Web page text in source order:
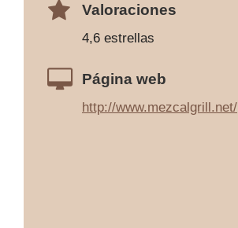
Valoraciones
4,6 estrellas
Página web
http://www.mezcalgrill.net/